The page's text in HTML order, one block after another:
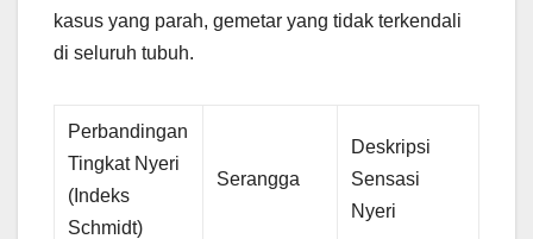
kasus yang parah, gemetar yang tidak terkendali
di seluruh tubuh.
Perbandingan
Tingkat Nyeri
(Indeks
Schmidt)
Serangga
Deskripsi
Sensasi
Nyeri